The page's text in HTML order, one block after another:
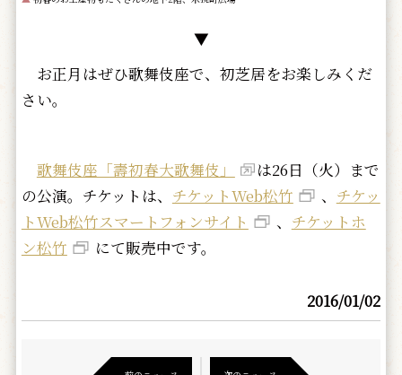
▼
お正月はぜひ歌舞伎座で、初芝居をお楽しみくだ
さい。
歌舞伎座「壽初春大歌舞伎」
は26日（火）まで
の公演。チケットは、 チケットWeb松竹 、 チケッ
トWeb松竹スマートフォンサイト
、 チケットホ
ン松竹
にて販売中です。
2016/01/02